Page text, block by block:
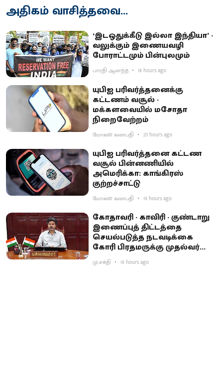
அதிகம் வாசித்தவை...
‘இடஒதுக்கீடு இல்லா இந்தியா’ -
வலுக்கும் இணையவழி
போராட்டமும் பின்புலமும்
பாரதி ஆனந்த் 18 hours ago
யுபிஐ பரிவர்த்தனைக்கு
கட்டணம் வசூல் -
மக்களவையில் மசோதா
நிறைவேற்றம்
மோகன் கணபதி 20 hours ago
யுபிஐ பரிவர்த்தனை கட்டண
வசூல் பின்னணியில்
அமெரிக்கா: காங்கிரஸ்
குற்றச்சாட்டு
மோகன் கணபதி 19 hours ago
கோதாவரி - காவிரி - குண்டாறு
இணைப்புத் திட்டத்தை
செயல்படுத்த நடவடிக்கை
கோரி பிரதமருக்கு முதல்வர்
விஜய் கடிதம்
மு.சக்தி 19 hours ago